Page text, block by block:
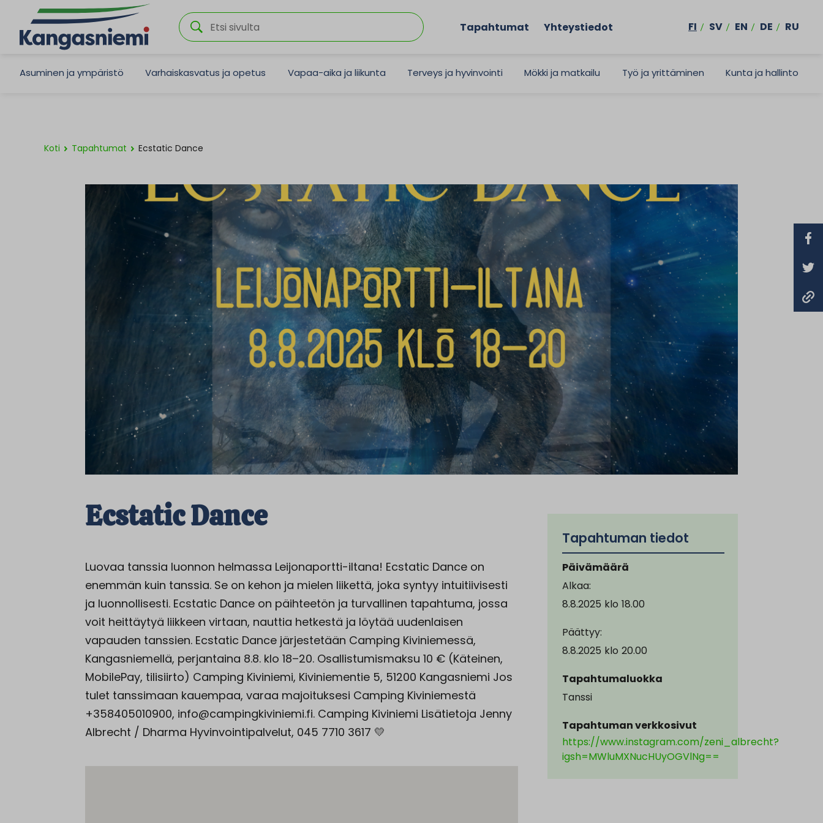
Tapahtumat Yhteystiedot FI SV EN DE RU
Asuminen ja ympäristö Varhaiskasvatus ja opetus Vapaa-aika ja liikunta Terveys ja hyvinvointi Mökki ja matkailu Työ ja yrittäminen Kunta ja hallinto
Koti Tapahtumat Ecstatic Dance
Ecstatic Dance
Luovaa tanssia luonnon helmassa Leijonaportti-iltana! Ecstatic Dance on
enemmän kuin tanssia. Se on kehon ja mielen liikettä, joka syntyy intuitiivisesti
ja luonnollisesti. Ecstatic Dance on päihteetön ja turvallinen tapahtuma, jossa
voit heittäytyä liikkeen virtaan, nauttia hetkestä ja löytää uudenlaisen
vapauden tanssien. Ecstatic Dance järjestetään Camping Kiviniemessä,
Kangasniemellä, perjantaina 8.8. klo 18–20. Osallistumismaksu 10 € (Käteinen,
MobilePay, tilisiirto) Camping Kiviniemi, Kiviniementie 5, 51200 Kangasniemi Jos
tulet tanssimaan kauempaa, varaa majoituksesi Camping Kiviniemestä
+358405010900, info@campingkiviniemi.fi. Camping Kiviniemi Lisätietoja Jenny
Albrecht / Dharma Hyvinvointipalvelut, 045 7710 3617 💛
Tapahtuman tiedot
Päivämäärä
Alkaa:
8.8.2025 klo 18.00
Päättyy:
8.8.2025 klo 20.00
Tapahtumaluokka
Tanssi
Tapahtuman verkkosivut
https://www.instagram.com/zeni_albrecht?
igsh=MWluMXNucHUyOGVlNg==